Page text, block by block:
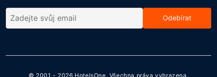
Odebírat
© 2001 - 2026 HotelsOne. Všechna práva vyhrazena.